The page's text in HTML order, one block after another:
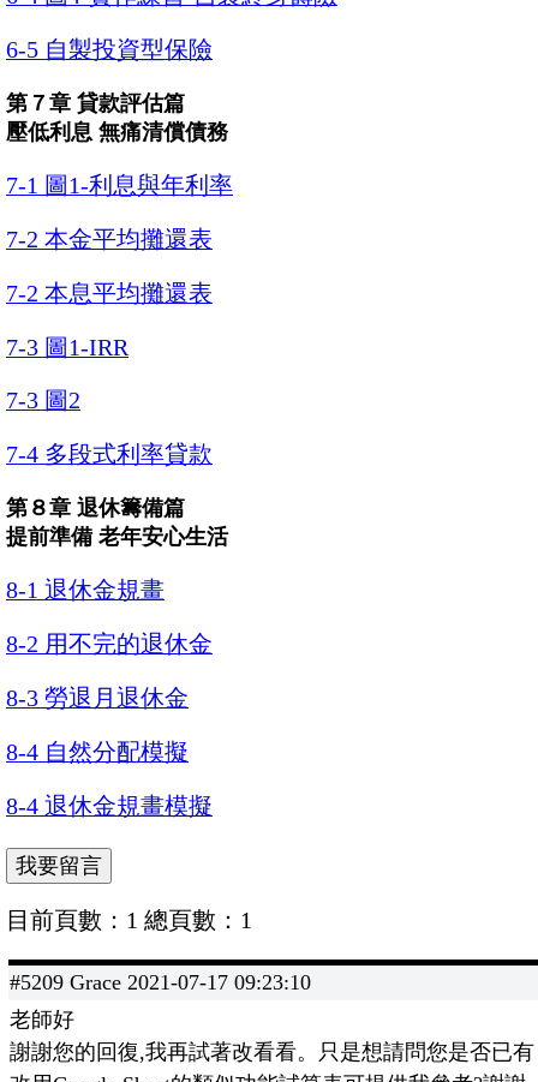
6-5 自製投資型保險
第７章 貸款評估篇
壓低利息 無痛清償債務
7-1 圖1-利息與年利率
7-2 本金平均攤還表
7-2 本息平均攤還表
7-3 圖1-IRR
7-3 圖2
7-4 多段式利率貸款
第８章 退休籌備篇
提前準備 老年安心生活
8-1 退休金規畫
8-2 用不完的退休金
8-3 勞退月退休金
8-4 自然分配模擬
8-4 退休金規畫模擬
目前頁數：1 總頁數：1
#5209 Grace 2021-07-17 09:23:10
老師好
謝謝您的回復,我再試著改看看。只是想請問您是否已有